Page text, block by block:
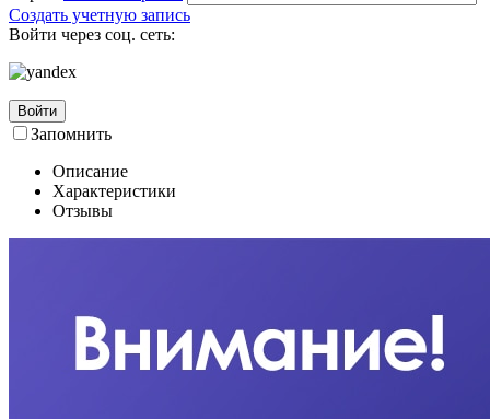
Создать учетную запись
Войти через соц. сеть:
Войти
Запомнить
Описание
Характеристики
Отзывы